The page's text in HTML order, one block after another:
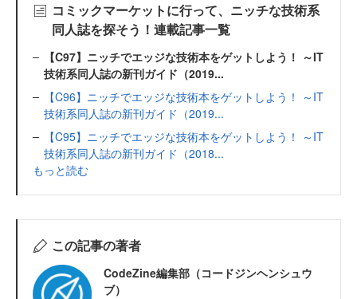
コミックマーケットに行って、ニッチな技術系
同人誌を探そう！連載記事一覧
【C97】ニッチでエッジな技術本をゲットしよう！ ～IT
技術系同人誌の新刊ガイド（2019...
【C96】ニッチでエッジな技術本をゲットしよう！ ～IT
技術系同人誌の新刊ガイド（2019...
【C95】ニッチでエッジな技術本をゲットしよう！ ～IT
技術系同人誌の新刊ガイド（2018...
もっと読む
この記事の著者
CodeZine編集部（コードジンヘンシュウ
ブ）